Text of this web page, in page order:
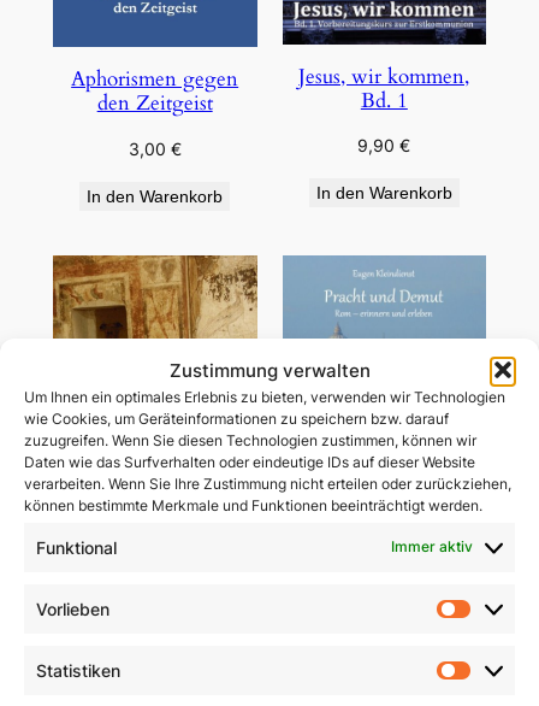
Zustimmung verwalten
Um Ihnen ein optimales Erlebnis zu bieten, verwenden wir Technologien
wie Cookies, um Geräteinformationen zu speichern bzw. darauf
zuzugreifen. Wenn Sie diesen Technologien zustimmen, können wir
Daten wie das Surfverhalten oder eindeutige IDs auf dieser Website
verarbeiten. Wenn Sie Ihre Zustimmung nicht erteilen oder zurückziehen,
können bestimmte Merkmale und Funktionen beeinträchtigt werden.
Funktional Immer aktiv
Vorlieben
Statistiken
Aphorismen gegen
den Zeitgeist
3,00 €
In den Warenkorb
Jesus, wir kommen,
Bd. 1
9,90€
In den Warenkorb
In den Warenkorb In den Warenkorb